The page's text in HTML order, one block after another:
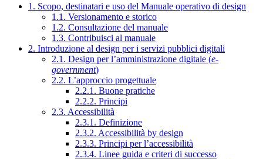
1. Scopo, destinatari e uso del Manuale operativo di design
1.1. Versionamento e storico
1.2. Consultazione del manuale
1.3. Contribuisci al manuale
2. Introduzione al design per i servizi pubblici digitali
2.1. Design per l’amministrazione digitale (e-
government)
2.2. L’approccio progettuale
2.2.1. Buone pratiche
2.2.2. Principi
2.3. Accessibilità
2.3.1. Definizione
2.3.2. Accessibilità by design
2.3.3. Principi per l’accessibilità
2.3.4. Linee guida e criteri di successo